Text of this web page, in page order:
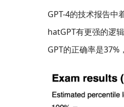
GPT-4的技术报告中
hatGPT有更强的逻
GPT的正确率是37%